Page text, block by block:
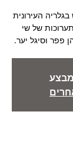
העירונית
של שי
פפר וסיגל יער.